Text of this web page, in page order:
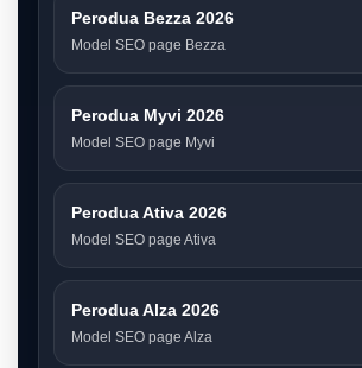
Perodua Bezza 2026
Model SEO page Bezza
Perodua Myvi 2026
Model SEO page Myvi
Perodua Ativa 2026
Model SEO page Ativa
Perodua Alza 2026
Model SEO page Alza